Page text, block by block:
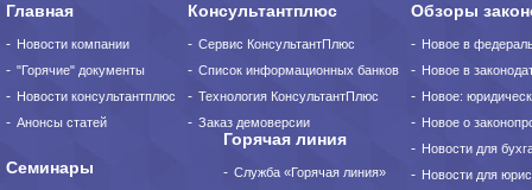
Главная
Новости компании
"Горячие" документы
Новости консультантплюс
Анонсы статей
Консультантплюс
Сервис КонсультантПлюс
Список информационных банков
Технология КонсультантПлюс
Заказ демоверсии
Обзоры
Новое в
Новое в
Новое:
Новое о
Новости для
Новости для
Горячая линия
Служба «Горячая линия»
Семинары